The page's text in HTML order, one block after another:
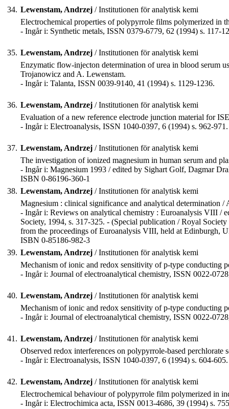
34. Lewenstam, Andrzej / Institutionen för analytisk kemi
Electrochemical properties of polypyrrole films polymerized in
- Ingår i: Synthetic metals, ISSN 0379-6779, 62 (1994) s. 117-
35. Lewenstam, Andrzej / Institutionen för analytisk kemi
Enzymatic flow-injecton determination of urea in blood serum
Trojanowicz and A. Lewenstam.
- Ingår i: Talanta, ISSN 0039-9140, 41 (1994) s. 1129-1236.
36. Lewenstam, Andrzej / Institutionen för analytisk kemi
Evaluation of a new reference electrode junction material for
- Ingår i: Electroanalysis, ISSN 1040-0397, 6 (1994) s. 962-971.
37. Lewenstam, Andrzej / Institutionen för analytisk kemi
The investigation of ionized magnesium in human serum and
- Ingår i: Magnesium 1993 / edited by Sighart Golf, Dagmar
ISBN 0-86196-360-1
38. Lewenstam, Andrzej / Institutionen för analytisk kemi
Magnesium : clinical significance and analytical determination
- Ingår i: Reviews on analytical chemistry : Euroanalysis VIII /
Society, 1994, s. 317-325. - (Special publication / Royal
from the proceedings of Euroanalysis VIII, held at Edinburgh,
ISBN 0-85186-982-3
39. Lewenstam, Andrzej / Institutionen för analytisk kemi
Mechanism of ionic and redox sensitivity of p-type conducting
- Ingår i: Journal of electroanalytical chemistry, ISSN 0022-
40. Lewenstam, Andrzej / Institutionen för analytisk kemi
Mechanism of ionic and redox sensitivity of p-type conducting
- Ingår i: Journal of electroanalytical chemistry, ISSN 0022-
41. Lewenstam, Andrzej / Institutionen för analytisk kemi
Observed redox interferences on polypyrrole-based
- Ingår i: Electroanalysis, ISSN 1040-0397, 6 (1994) s. 604-605.
42. Lewenstam, Andrzej / Institutionen för analytisk kemi
Electrochemical behaviour of polypyrrole film polymerized in
- Ingår i: Electrochimica acta, ISSN 0013-4686, 39 (1994) s.